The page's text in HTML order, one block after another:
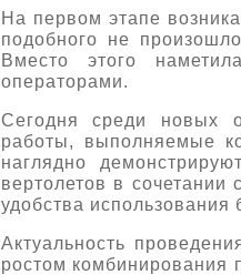
На первом этапе
подобного не
Вместо этого
операторами.
Сегодня среди новых
работы, выполняемые
наглядно
вертолетов в
удобства
Актуальность
ростом комбинирования